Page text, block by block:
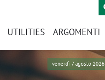
UTILITIES ARGOMENTI
venerdì 7 agosto 2026